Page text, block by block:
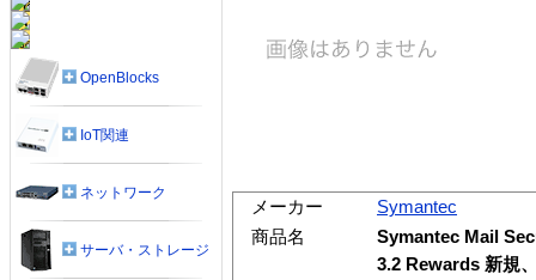
メーカー
Symantec
商品名
Symantec Mail
3.2 Rewards 新規
OpenBlocks
IoT関連
ネットワーク
サーバ・ストレージ